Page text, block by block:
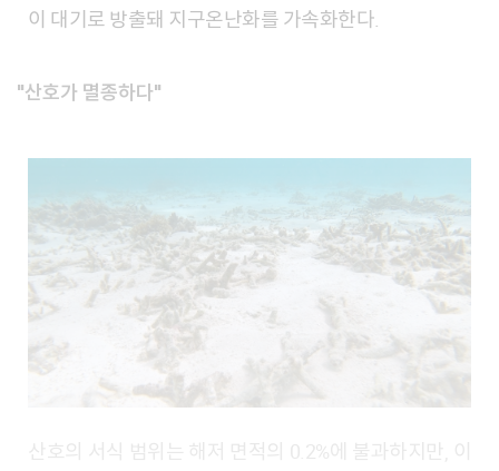
이 대기로 방출돼 지구온난화를 가속화한다.
"산호가 멸종하다"